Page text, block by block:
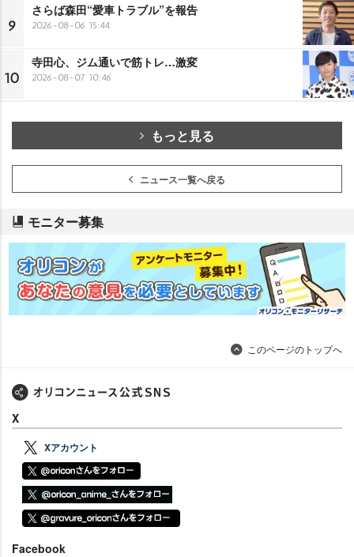
9
さらば森田“愛車トラブル”を報告
2026-08-06 15:44
10
寺田心、ジム通いで筋トレ…激変
2026-08-07 10:46
もっと見る
ニュース一覧へ戻る
モニター募集
このページのトップへ
X
Xアカウント
Facebook